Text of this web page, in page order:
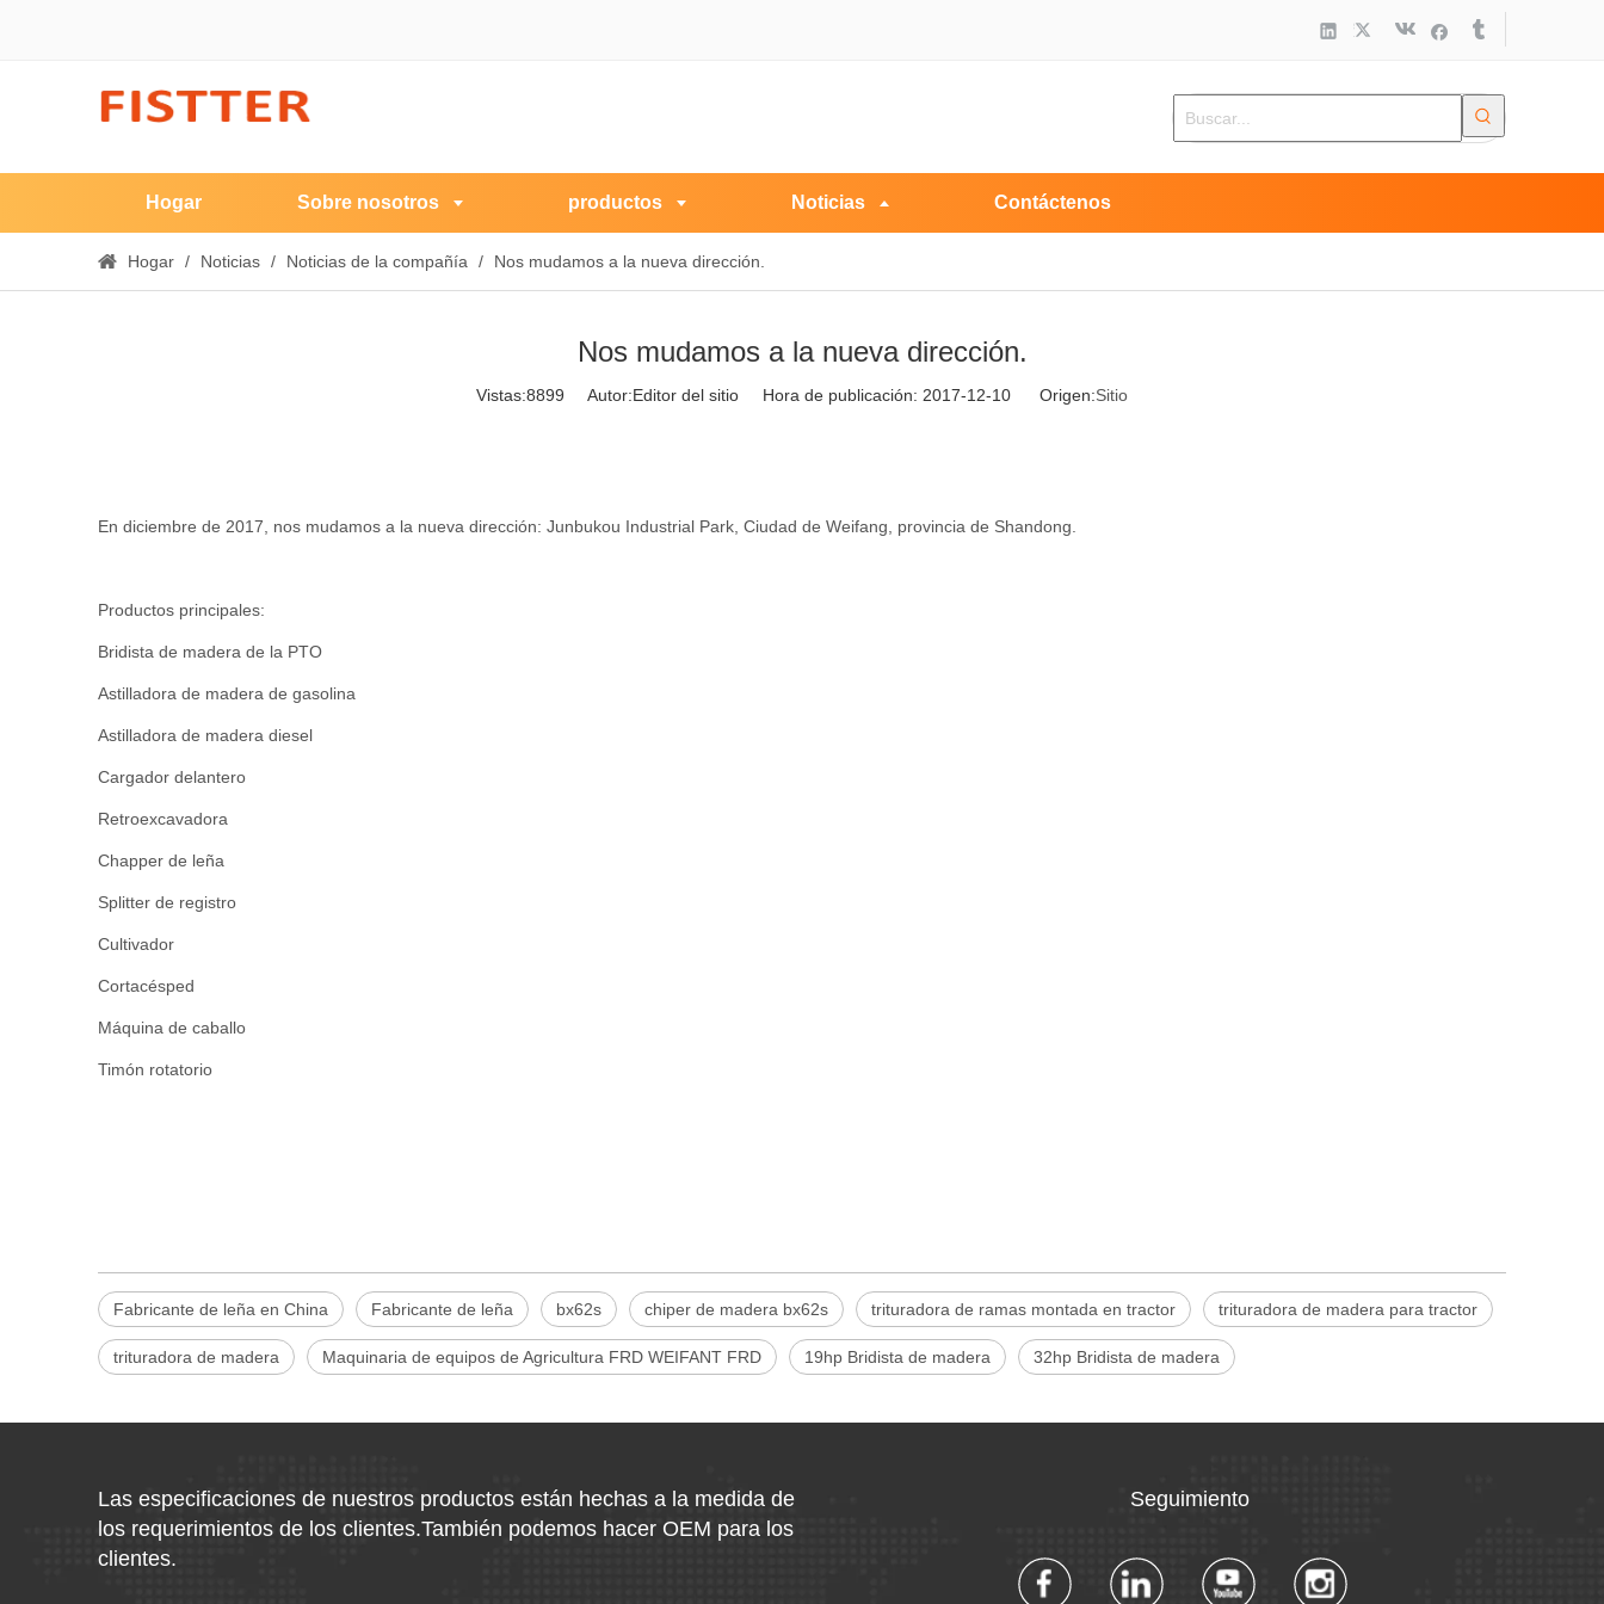
Hogar Sobre nosotros productos Noticias Contáctenos
Hogar / Noticias / Noticias de la compañía / Nos mudamos a la nueva dirección.
Nos mudamos a la nueva dirección.
Vistas:8899 Autor:Editor del sitio Hora de publicación: 2017-12-10 Origen:Sitio
En diciembre de 2017, nos mudamos a la nueva dirección: Junbukou Industrial Park, Ciudad de Weifang, provincia de Shandong.
Productos principales:
Bridista de madera de la PTO
Astilladora de madera de gasolina
Astilladora de madera diesel
Cargador delantero
Retroexcavadora
Chapper de leña
Splitter de registro
Cultivador
Cortacésped
Máquina de caballo
Timón rotatorio
Fabricante de leña en China Fabricante de leña bx62s chiper de madera bx62s trituradora de ramas montada en tractor trituradora de madera para tractor
trituradora de madera Maquinaria de equipos de Agricultura FRD WEIFANT FRD 19hp Bridista de madera 32hp Bridista de madera
Las especificaciones de nuestros productos están hechas a la medida de
los requerimientos de los clientes.También podemos hacer OEM para los
clientes.
Seguimiento​​​​​​​